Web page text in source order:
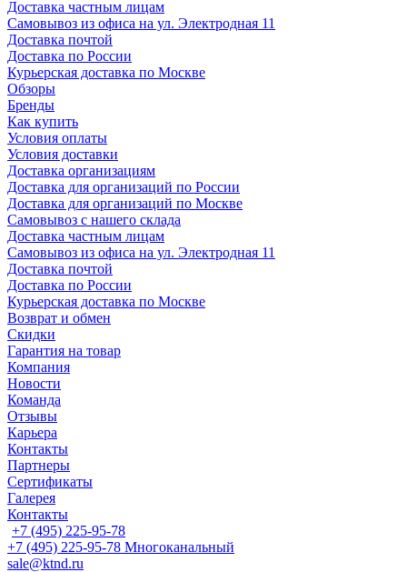
Доставка частным лицам
Самовывоз из офиса на ул. Электродная 11
Доставка почтой
Доставка по России
Курьерская доставка по Москве
Обзоры
Бренды
Как купить
Условия оплаты
Условия доставки
Доставка организациям
Доставка для организаций по России
Доставка для организаций по Москве
Самовывоз с нашего склада
Доставка частным лицам
Самовывоз из офиса на ул. Электродная 11
Доставка почтой
Доставка по России
Курьерская доставка по Москве
Возврат и обмен
Скидки
Гарантия на товар
Компания
Новости
Команда
Отзывы
Карьера
Контакты
Партнеры
Сертификаты
Галерея
Контакты
+7 (495) 225-95-78
+7 (495) 225-95-78 Многоканальный
sale@ktnd.ru